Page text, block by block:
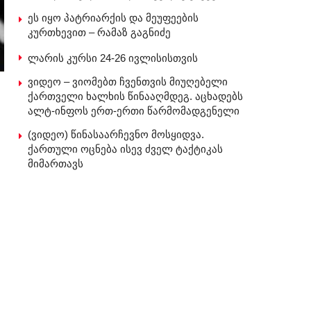
ეს იყო პატრიარქის და მეუფეების
კურთხევით – რამაზ გაგნიძე
ლარის კურსი 24-26 ივლისისთვის
ვიდეო – ვიომებთ ჩვენთვის მიუღებელი
ქართველი ხალხის წინააღმდეგ. აცხადებს
ალტ-ინფოს ერთ-ერთი წარმომადგენელი
(ვიდეო) წინასაარჩევნო მოსყიდვა.
ქართული ოცნება ისევ ძველ ტაქტიკას
მიმართავს